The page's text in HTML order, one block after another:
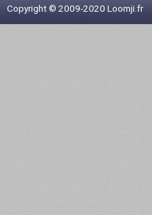
Copyright © 2009-2020 Loomji.fr